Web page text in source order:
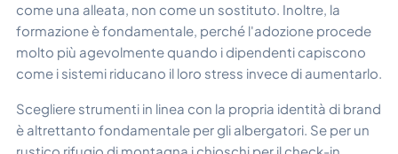
come una alleata, non come un sostituto. Inoltre, la
formazione è fondamentale, perché l'adozione procede
molto più agevolmente quando i dipendenti capiscono
come i sistemi riducano il loro stress invece di aumentarlo.
Scegliere strumenti in linea con la propria identità di brand
è altrettanto fondamentale per gli albergatori. Se per un